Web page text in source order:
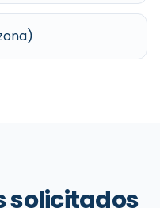
solicitados